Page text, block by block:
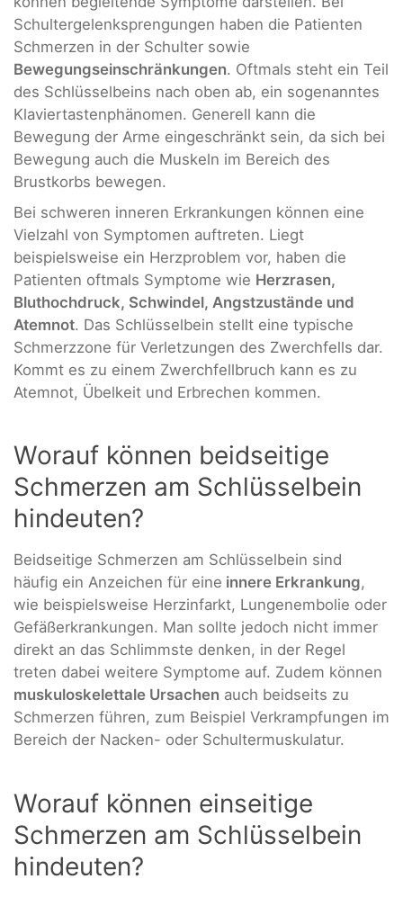
Schultergelenksprengungen haben die Patienten
Schmerzen in der Schulter sowie
Bewegungseinschränkungen. Oftmals steht ein Teil
des Schlüsselbeins nach oben ab, ein sogenanntes
Klaviertastenphänomen. Generell kann die
Bewegung der Arme eingeschränkt sein, da sich bei
Bewegung auch die Muskeln im Bereich des
Brustkorbs bewegen.
Bei schweren inneren Erkrankungen können eine
Vielzahl von Symptomen auftreten. Liegt
beispielsweise ein Herzproblem vor, haben die
Patienten oftmals Symptome wie Herzrasen,
Bluthochdruck, Schwindel, Angstzustände und
Atemnot. Das Schlüsselbein stellt eine typische
Schmerzzone für Verletzungen des Zwerchfells dar.
Kommt es zu einem Zwerchfellbruch kann es zu
Atemnot, Übelkeit und Erbrechen kommen.
Worauf können beidseitige
Schmerzen am Schlüsselbein
hindeuten?
Beidseitige Schmerzen am Schlüsselbein sind
häufig ein Anzeichen für eine innere Erkrankung,
wie beispielsweise Herzinfarkt, Lungenembolie oder
Gefäßerkrankungen. Man sollte jedoch nicht immer
direkt an das Schlimmste denken, in der Regel
treten dabei weitere Symptome auf. Zudem können
muskuloskelettale Ursachen auch beidseits zu
Schmerzen führen, zum Beispiel Verkrampfungen im
Bereich der Nacken- oder Schultermuskulatur.
Worauf können einseitige
Schmerzen am Schlüsselbein
hindeuten?